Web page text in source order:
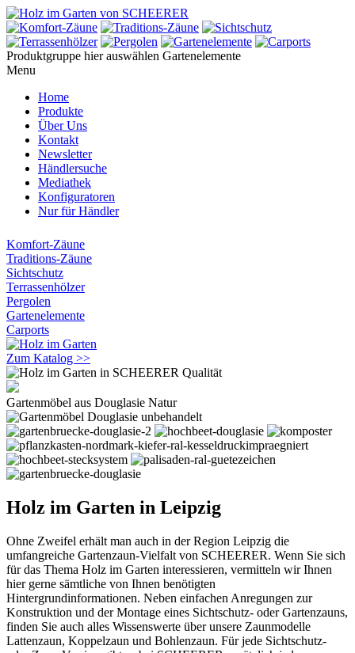
Produktgruppe hier auswählen Gartenelemente
Menu
Home
Produkte
Über Uns
Kontakt
Newsletter
Händlersuche
Mediathek
Konfiguratoren
Nur für Händler
Komfort-Zäune
Traditions-Zäune
Sichtschutz
Terrassenhölzer
Pergolen
Gartenelemente
Carports
Zum Katalog >>
Gartenmöbel aus Douglasie Natur
Holz im Garten in Leipzig
Ohne Zweifel erhält man auch in der Region Leipzig die
umfangreiche Gartenzaun-Vielfalt von SCHEERER. Wenn Sie sich
für das Thema Holz im Garten interessieren, vermitteln wir Ihnen
hier gerne sämtliche von Ihnen benötigten
Hintergrundinformationen. Neben einfachen Anregungen zur
Konstruktion und der Montage eines Sichtschutz- oder Gartenzauns,
finden Sie auch alles Wissenswerte über unsere Zaunmodelle
Lattenzaun, Koppelzaun und Bohlenzaun. Für jede Sichtschutz-